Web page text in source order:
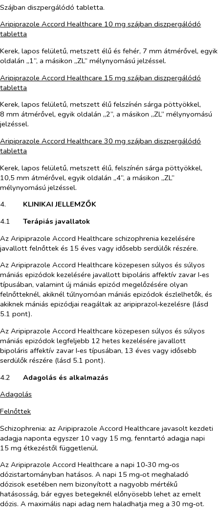
Szájban diszpergálódó tabletta.
Aripiprazole Accord Healthcare 10 mg szájban diszpergálódó
tabletta
Kerek, lapos felületű, metszett élű és fehér, 7 mm átmérővel, egyik
oldalán „1”, a másikon „ZL” mélynyomású jelzéssel.
Aripiprazole Accord Healthcare 15 mg szájban diszpergálódó
tabletta
Kerek, lapos felületű, metszett élű felszínén sárga pöttyökkel,
8 mm átmérővel, egyik oldalán „2”, a másikon „ZL” mélynyomású
jelzéssel.
Aripiprazole Accord Healthcare 30 mg szájban diszpergálódó
tabletta
Kerek, lapos felületű, metszett élű, felszínén sárga pöttyökkel,
10,5 mm átmérővel, egyik oldalán „4”, a másikon „ZL”
mélynyomású jelzéssel.
4.​
KLINIKAI JELLEMZŐK
4.1​
Terápiás javallatok
Az Aripiprazole Accord Healthcare schizophrenia kezelésére
javallott felnőttek és 15 éves vagy idősebb serdülők részére.
Az Aripiprazole Accord Healthcare közepesen súlyos és súlyos
mániás epizódok kezelésére javallott bipoláris affektív zavar I‑es
típusában, valamint új mániás epizód megelőzésére olyan
felnőtteknél, akiknél túlnyomóan mániás epizódok észlelhetők, és
akiknek mániás epizódjai reagáltak az aripiprazol‑kezelésre (lásd
5.1 pont).
Az Aripiprazole Accord Healthcare közepesen súlyos és súlyos
mániás epizódok legfeljebb 12 hetes kezelésére javallott
bipoláris affektív zavar I‑es típusában, 13 éves vagy idősebb
serdülők részére (lásd 5.1 pont).
4.2​
Adagolás és alkalmazás
Adagolás
Felnőttek
Schizophrenia:az Aripiprazole Accord Healthcare javasolt kezdeti
adagja naponta egyszer 10 vagy 15 mg, fenntartó adagja napi
15 mg étkezéstől függetlenül.
Az Aripiprazole Accord Healthcare a napi 10‑30 mg‑os
dózistartományban hatásos. A napi 15 mg‑ot meghaladó
dózisok esetében nem bizonyított a nagyobb mértékű
hatásosság, bár egyes betegeknél előnyösebb lehet az emelt
dózis. A maximális napi adag nem haladhatja meg a 30 mg‑ot.